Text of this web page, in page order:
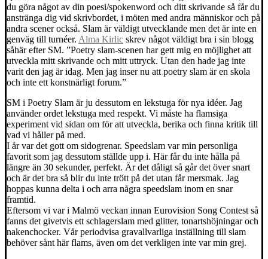
du göra något av din poesi/spokenword och ditt skrivande så får du
anstränga dig vid skrivbordet, i möten med andra människor och på
andra scener också. Slam är väldigt utvecklande men det är inte en
genväg till turnéer. Alma Kirlic skrev något väldigt bra i sin blogg
såhär efter SM. ”Poetry slam-scenen har gett mig en möjlighet att
utveckla mitt skrivande och mitt uttryck. Utan den hade jag inte
varit den jag är idag. Men jag inser nu att poetry slam är en skola
och inte ett konstnärligt forum.”
SM i Poetry Slam är ju dessutom en lekstuga för nya idéer. Jag
använder ordet lekstuga med respekt. Vi måste ha flamsiga
experiment vid sidan om för att utveckla, berika och finna kritik till
vad vi håller på med.
I år var det gott om sidogrenar. Speedslam var min personliga
favorit som jag dessutom ställde upp i. Här får du inte hålla på
längre än 30 sekunder, perfekt. Är det dåligt så går det över snart
och är det bra så blir du inte trött på det utan får mersmak. Jag
hoppas kunna delta i och arra några speedslam inom en snar
framtid.
Eftersom vi var i Malmö veckan innan Eurovision Song Contest så
fanns det givetvis ett schlagerslam med glitter, tonartshöjningar och
nakenchocker. Vår periodvisa gravallvarliga inställning till slam
behöver sånt här flams, även om det verkligen inte var min grej.